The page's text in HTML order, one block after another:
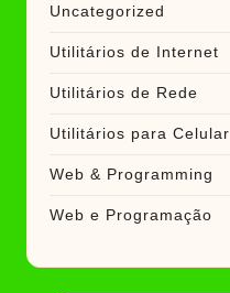
Uncategorized
Utilitários de Internet
Utilitários de Rede
Utilitários para Celular
Web & Programming
Web e Programação